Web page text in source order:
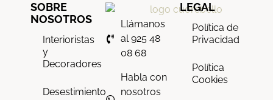
SOBRE
NOSOTROS
Interioristas
y
Decoradores
Desestimiento
Llámanos
al 925 48
08 68
Habla con
nosotros
LEGAL
Política de
Privacidad
Política
Cookies